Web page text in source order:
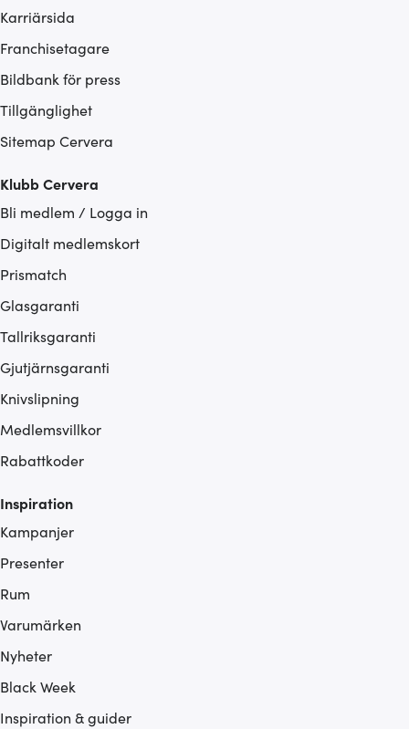
Karriärsida
Franchisetagare
Bildbank för press
Tillgänglighet
Sitemap Cervera
Klubb Cervera
Bli medlem / Logga in
Digitalt medlemskort
Prismatch
Glasgaranti
Tallriksgaranti
Gjutjärnsgaranti
Knivslipning
Medlemsvillkor
Rabattkoder
Inspiration
Kampanjer
Presenter
Rum
Varumärken
Nyheter
Black Week
Inspiration & guider